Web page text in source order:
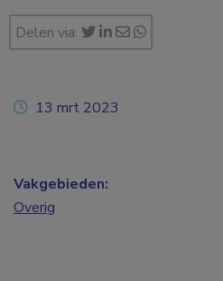
Delen via:
13 mrt 2023
Vakgebieden:
Overig